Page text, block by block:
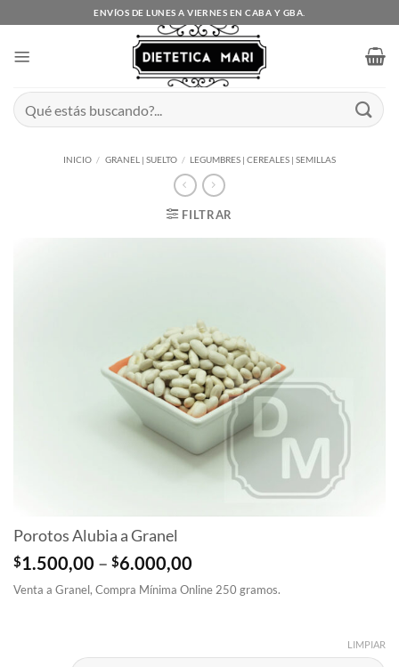
al
ENVÍOS DE LUNES A VIERNES EN CABA Y GBA.
Buscar
por:
INICIO / GRANEL | SUELTO / LEGUMBRES | CEREALES | SEMILLAS
FILTRAR
Porotos Alubia a Granel
$1.500,00 – $6.000,00
$1.500,00
Venta a Granel, Compra Mínima Online 250 gramos.
LIMPIAR